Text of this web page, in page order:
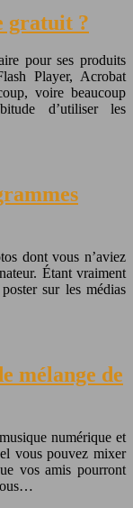
gratuit ?
pour ses produits
Player, Acrobat
voire beaucoup
d’utiliser les
dont vous n’aviez
Étant vraiment
sur les médias
mélange de
numérique et
vous pouvez mixer
vos amis pourront